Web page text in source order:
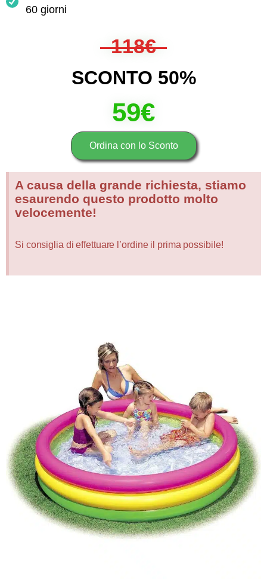
60 giorni
118€
SCONTO 50%
59€
Ordina con lo Sconto
A causa della grande richiesta, stiamo
esaurendo questo prodotto molto
velocemente!
Si consiglia di effettuare l’ordine il prima possibile!